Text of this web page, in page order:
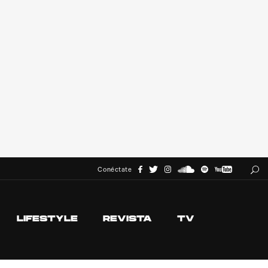
Conéctate
LIFESTYLE REVISTA TV